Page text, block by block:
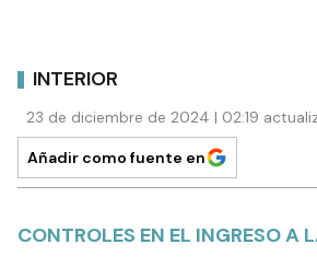
INTERIOR
23 de diciembre de 2024 | 02:19
Añadir como fuente en
CONTROLES EN EL INGRESO A